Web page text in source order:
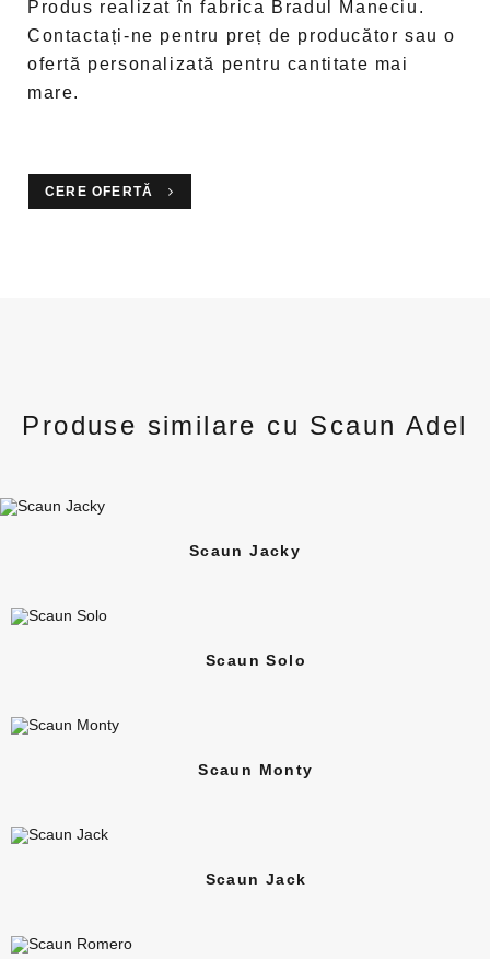
Produs realizat în fabrica Bradul Maneciu.
Contactați-ne pentru preț de producător sau o
ofertă personalizată pentru cantitate mai
mare.
CERE OFERTĂ
Produse similare cu Scaun Adel
Scaun Jacky
Scaun Solo
Scaun Monty
Scaun Jack